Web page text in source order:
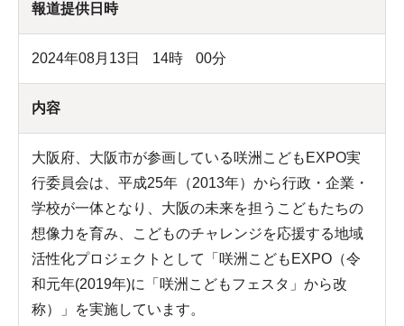
報道提供日時
2024年08月13日 14時 00分
内容
大阪府、大阪市が参画している咲洲こどもEXPO実
行委員会は、平成25年（2013年）から行政・企業・
学校が一体となり、大阪の未来を担うこどもたちの
想像力を育み、こどものチャレンジを応援する地域
活性化プロジェクトとして「咲洲こどもEXPO（令
和元年(2019年)に「咲洲こどもフェスタ」から改
称）」を実施しています。